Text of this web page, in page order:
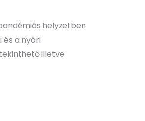
helyzetben
a nyári
illetve